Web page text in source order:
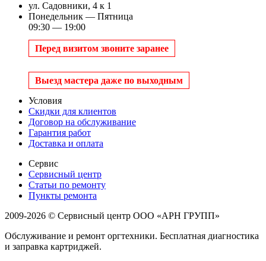
ул. Садовники, 4 к 1
Понедельник — Пятница
09:30 — 19:00
Перед визитом звоните заранее
Выезд мастера даже по выходным
Условия
Скидки для клиентов
Договор на обслуживание
Гарантия работ
Доставка и оплата
Сервис
Сервисный центр
Статьи по ремонту
Пункты ремонта
2009-2026 © Сервисный центр ООО «АРН ГРУПП»
Обслуживание и ремонт оргтехники. Бесплатная диагностика
и заправка картриджей.